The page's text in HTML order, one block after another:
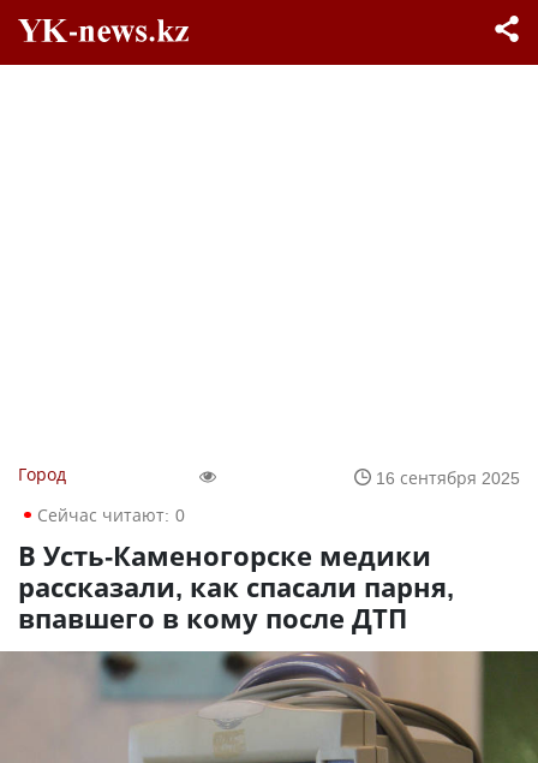
Город
16 сентября 2025
Сейчас читают: 0
В Усть-Каменогорске медики
рассказали, как спасали парня,
впавшего в кому после ДТП